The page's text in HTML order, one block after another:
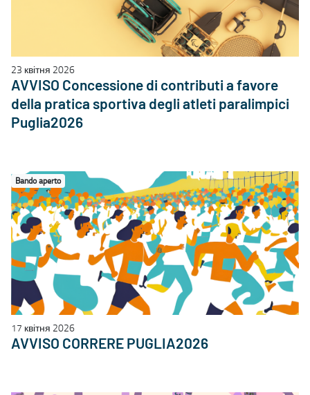
23 квітня 2026
AVVISO Concessione di contributi a favore
della pratica sportiva degli atleti paralimpici
Puglia2026
Bando aperto
17 квітня 2026
AVVISO CORRERE PUGLIA2026